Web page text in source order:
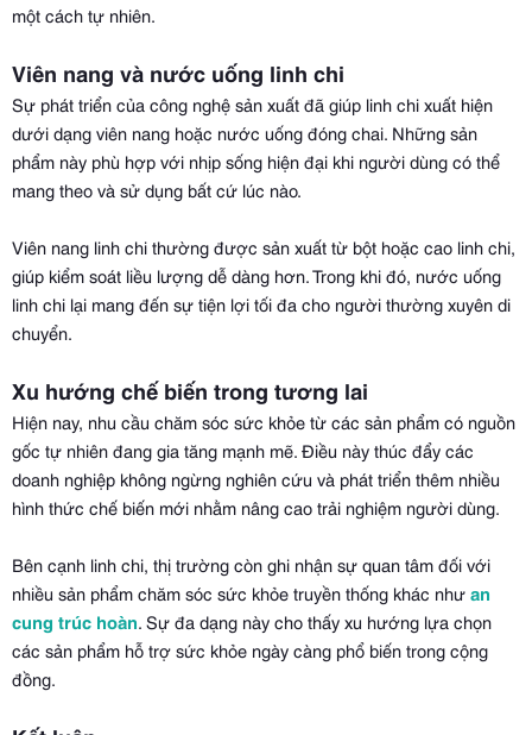
một cách tự nhiên.
Viên nang và nước uống linh chi
Sự phát triển của công nghệ sản xuất đã giúp linh chi xuất hiện
dưới dạng viên nang hoặc nước uống đóng chai. Những sản
phẩm này phù hợp với nhịp sống hiện đại khi người dùng có thể
mang theo và sử dụng bất cứ lúc nào.
Viên nang linh chi thường được sản xuất từ bột hoặc cao linh chi,
giúp kiểm soát liều lượng dễ dàng hơn. Trong khi đó, nước uống
linh chi lại mang đến sự tiện lợi tối đa cho người thường xuyên di
chuyển.
Xu hướng chế biến trong tương lai
Hiện nay, nhu cầu chăm sóc sức khỏe từ các sản phẩm có nguồn
gốc tự nhiên đang gia tăng mạnh mẽ. Điều này thúc đẩy các
doanh nghiệp không ngừng nghiên cứu và phát triển thêm nhiều
hình thức chế biến mới nhằm nâng cao trải nghiệm người dùng.
Bên cạnh linh chi, thị trường còn ghi nhận sự quan tâm đối với
nhiều sản phẩm chăm sóc sức khỏe truyền thống khác nhưan
cung trúc hoàn. Sự đa dạng này cho thấy xu hướng lựa chọn
các sản phẩm hỗ trợ sức khỏe ngày càng phổ biến trong cộng
đồng.